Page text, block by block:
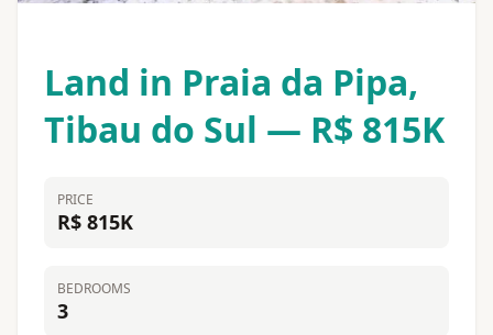
Land in Praia da Pipa,
Tibau do Sul — R$ 815K
PRICE
R$ 815K
BEDROOMS
3